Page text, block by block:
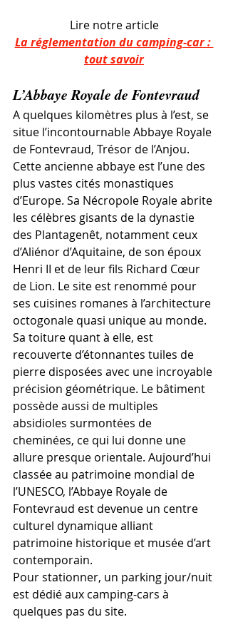
Lire notre article
La réglementation du camping-car :
tout savoir
L’Abbaye Royale de Fontevraud
A quelques kilomètres plus à l’est, se
situe l’incontournable Abbaye Royale
de Fontevraud, Trésor de l’Anjou.
Cette ancienne abbaye est l’une des
plus vastes cités monastiques
d’Europe. Sa Nécropole Royale abrite
les célèbres gisants de la dynastie
des Plantagenêt, notamment ceux
d’Aliénor d’Aquitaine, de son époux
Henri II et de leur fils Richard Cœur
de Lion. Le site est renommé pour
ses cuisines romanes à l’architecture
octogonale quasi unique au monde.
Sa toiture quant à elle, est
recouverte d’étonnantes tuiles de
pierre disposées avec une incroyable
précision géométrique. Le bâtiment
possède aussi de multiples
absidioles surmontées de
cheminées, ce qui lui donne une
allure presque orientale. Aujourd’hui
classée au patrimoine mondial de
l’UNESCO, l’Abbaye Royale de
Fontevraud est devenue un centre
culturel dynamique alliant
patrimoine historique et musée d’art
contemporain.
Pour stationner, un parking jour/nuit
est dédié aux camping-cars à
quelques pas du site.